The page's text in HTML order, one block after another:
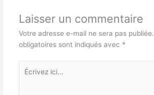
Laisser un commentaire
Votre adresse e-mail ne sera pas publiée.
obligatoires sont indiqués avec *
Écrivez
ici…